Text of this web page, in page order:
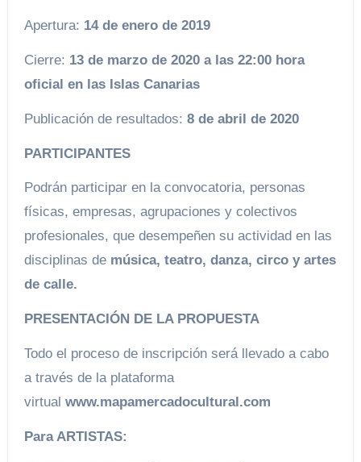
Apertura: 14 de enero de 2019
Cierre: 13 de marzo de 2020 a las 22:00 hora
oficial en las Islas Canarias
Publicación de resultados: 8 de abril de 2020
PARTICIPANTES
Podrán participar en la convocatoria, personas
físicas, empresas, agrupaciones y colectivos
profesionales, que desempeñen su actividad en las
disciplinas de música, teatro, danza, circo y artes
de calle.
PRESENTACIÓN DE LA PROPUESTA
Todo el proceso de inscripción será llevado a cabo
a través de la plataforma
virtual www.mapamercadocultural.com
Para ARTISTAS: